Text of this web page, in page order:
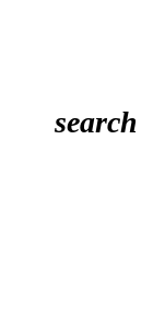
search